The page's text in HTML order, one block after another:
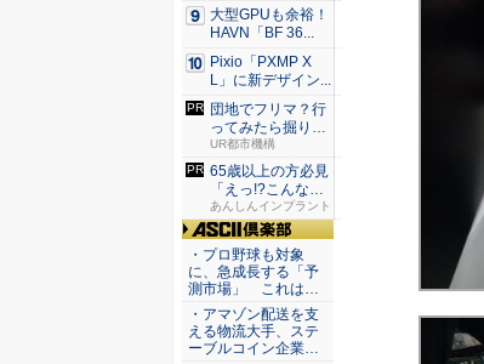
大型GPUも余裕！
HAVN「BF 36...
Pixio「PXMP X
L」に新デザイン...
団地でフリマ？行
ってみたら掘り出
しものが...
UR都市機構
65歳以上の方必見
「えっ!?こんなお
値段...
あんしんインプラント
ASCII倶楽部
・プロ野球も対象
に、急成長する「予
測市場」 これは…
・アマゾン配送を支
える物流大手、ステ
ーブルコイン企業…